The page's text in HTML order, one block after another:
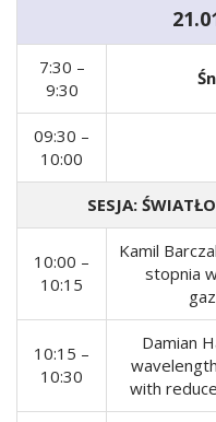
7:30 –
9:30
09:30 –
10:00
SESJA:
10:00 –
10:15
Kamil
stopnia
10:15 –
10:30
Damian
with